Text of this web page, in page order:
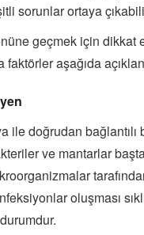
sorunlar ortaya
geçmek için dikkat
aşağıda
ile doğrudan bağlantılı
ve mantarlar
oluşması